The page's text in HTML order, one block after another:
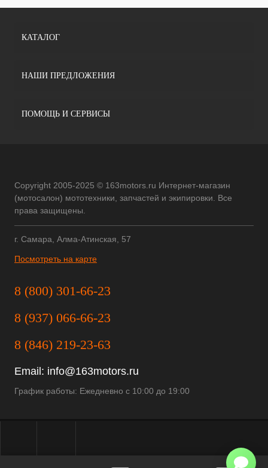
КАТАЛОГ
НАШИ ПРЕДЛОЖЕНИЯ
ПОМОЩЬ И СЕРВИСЫ
Copyright 2005-2025 © 163motors.ru Интернет-магазин
(мотосалон) мототехники, запчастей и экипировки. Все
права защищены.
г. Самара, Алма-Атинская, 57
Посмотреть на карте
8 (800) 301-66-23
8 (937) 066-66-23
8 (846) 219-23-63
Email: info@163motors.ru
График работы: Ежедневно с 10:00 до 19:00